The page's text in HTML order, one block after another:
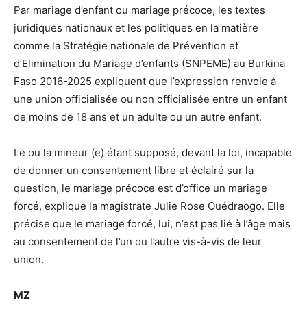
Par mariage d’enfant ou mariage précoce, les textes
juridiques nationaux et les politiques en la matière
comme la Stratégie nationale de Prévention et
d’Elimination du Mariage d’enfants (SNPEME) au Burkina
Faso 2016-2025 expliquent que l’expression renvoie à
une union officialisée ou non officialisée entre un enfant
de moins de 18 ans et un adulte ou un autre enfant.
Le ou la mineur (e) étant supposé, devant la loi, incapable
de donner un consentement libre et éclairé sur la
question, le mariage précoce est d’office un mariage
forcé, explique la magistrate Julie Rose Ouédraogo. Elle
précise que le mariage forcé, lui, n’est pas lié à l’âge mais
au consentement de l’un ou l’autre vis-à-vis de leur
union.
MZ